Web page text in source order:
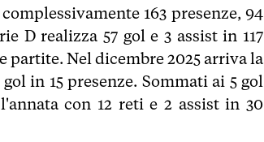
163 presenze, 94
D realizza 57 gol e 3 assist in 117
partite. Nel dicembre 2025 arriva la
in 15 presenze. Sommati ai 5 gol
con 12 reti e 2 assist in 30